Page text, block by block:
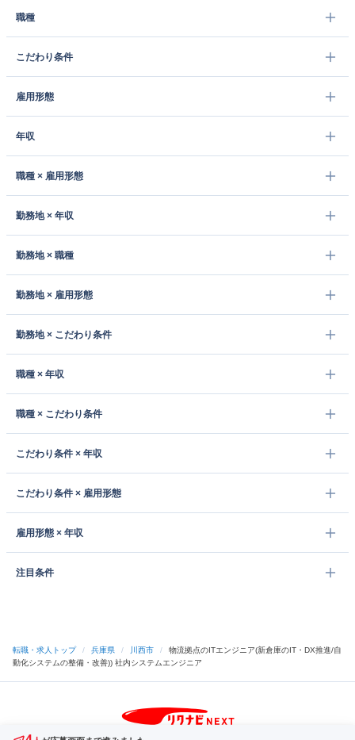
職種
こだわり条件
雇用形態
年収
職種 × 雇用形態
勤務地 × 年収
勤務地 × 職種
勤務地 × 雇用形態
勤務地 × こだわり条件
職種 × 年収
職種 × こだわり条件
こだわり条件 × 年収
こだわり条件 × 雇用形態
雇用形態 × 年収
注目条件
転職・求人トップ / 兵庫県 / 川西市 /
物流拠点のITエンジニア(新倉庫のIT・DX推進/自
動化システムの整備・改善)) 社内システムエンジニア